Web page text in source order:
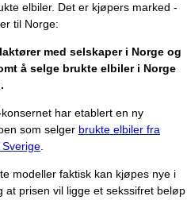
elbiler. Det er kjøpers marked -
til Norge:
med selskaper i Norge og
å selge brukte elbiler i Norge
har etablert en ny
som selger brukte elbiler fra
modeller faktisk kan kjøpes nye i
at prisen vil ligge et sekssifret beløp